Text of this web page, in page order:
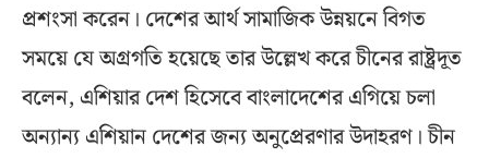
প্রশংসা করেন। দেশের আর্থ সামাজিক উন্নয়নে বিগত
সময়ে যে অগ্রগতি হয়েছে তার উল্লেখ করে চীনের রাষ্ট্রদূত
বলেন, এশিয়ার দেশ হিসেবে বাংলাদেশের এগিয়ে চলা
অন্যান্য এশিয়ান দেশের জন্য অনুপ্রেরণার উদাহরণ। চীন